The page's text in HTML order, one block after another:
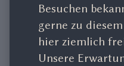
Besuchen
gerne zu
hier ziemlich
Unsere